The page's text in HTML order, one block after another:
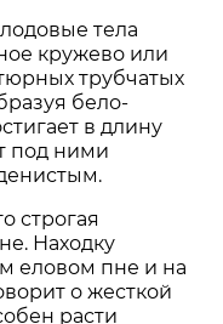
тела
кружево или
трубчатых
бело-
в длину
под ними
строгая
Находку
еловом пне и на
о жесткой
расти